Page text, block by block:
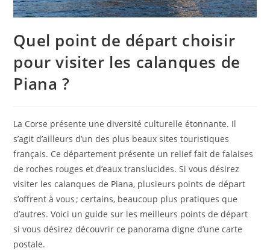
Quel point de départ choisir
pour visiter les calanques de
Piana ?
La Corse présente une diversité culturelle étonnante. Il
s’agit d’ailleurs d’un des plus beaux sites touristiques
français. Ce département présente un relief fait de falaises
de roches rouges et d’eaux translucides. Si vous désirez
visiter les calanques de Piana, plusieurs points de départ
s’offrent à vous ; certains, beaucoup plus pratiques que
d’autres. Voici un guide sur les meilleurs points de départ
si vous désirez découvrir ce panorama digne d’une carte
postale.